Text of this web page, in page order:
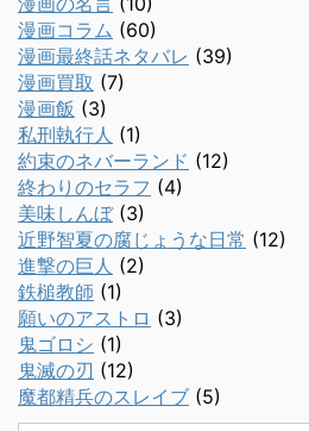
漫画コラム (60)
漫画最終話ネタバレ (39)
漫画買取 (7)
漫画飯 (3)
私刑執行人 (1)
約束のネバーランド (12)
終わりのセラフ (4)
美味しんぼ(3)
近野智夏の腐じょうな日常 (12)
進撃の巨人 (2)
鉄槌教師 (1)
願いのアストロ (3)
鬼ゴロシ (1)
鬼滅の刃 (12)
魔都精兵のスレイブ (5)